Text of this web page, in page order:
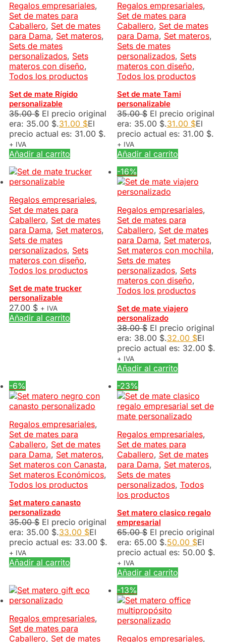
Regalos empresariales,
Set de mates para
Caballero, Set de mates
para Dama, Set materos,
Sets de mates
personalizados, Sets
materos con diseño,
Todos los productos
Set de mate Rígido
personalizable
35.00$ El precio original
era: 35.00 $.31.00 $El
precio actual es: 31.00 $.
+ IVA
Añadir al carrito
Regalos empresariales,
Set de mates para
Caballero, Set de mates
para Dama, Set materos,
Sets de mates
personalizados, Sets
materos con diseño,
Todos los productos
Set de mate Tami
personalizable
35.00$ El precio original
era: 35.00 $.31.00 $El
precio actual es: 31.00 $.
+ IVA
Añadir al carrito
Regalos empresariales,
Set de mates para
Caballero, Set de mates
para Dama, Set materos,
Sets de mates
personalizados, Sets
materos con diseño,
Todos los productos
Set de mate trucker
personalizable
27.00 $ + IVA
Añadir al carrito
-16%
Regalos empresariales,
Set de mates para
Caballero, Set de mates
para Dama, Set materos,
Set materos con mochila,
Sets de mates
personalizados, Sets
materos con diseño,
Todos los productos
Set de mate viajero
personalizado
38.00$ El precio original
era: 38.00 $.32.00 $El
precio actual es: 32.00 $.
+ IVA
Añadir al carrito
-6%
Regalos empresariales,
Set de mates para
Caballero, Set de mates
para Dama, Set materos,
Set materos con Canasta,
Set materos Económicos,
Todos los productos
Set matero canasto
personalizado
35.00$ El precio original
era: 35.00 $.33.00 $El
precio actual es: 33.00 $.
+ IVA
Añadir al carrito
-23%
Regalos empresariales,
Set de mates para
Caballero, Set de mates
para Dama, Set materos,
Sets de mates
personalizados, Todos
los productos
Set matero clasico regalo
empresarial
65.00$ El precio original
era: 65.00 $.50.00 $El
precio actual es: 50.00 $.
+ IVA
Añadir al carrito
Regalos empresariales,
Set de mates para
Caballero, Set de mates
-13%
Regalos empresariales,